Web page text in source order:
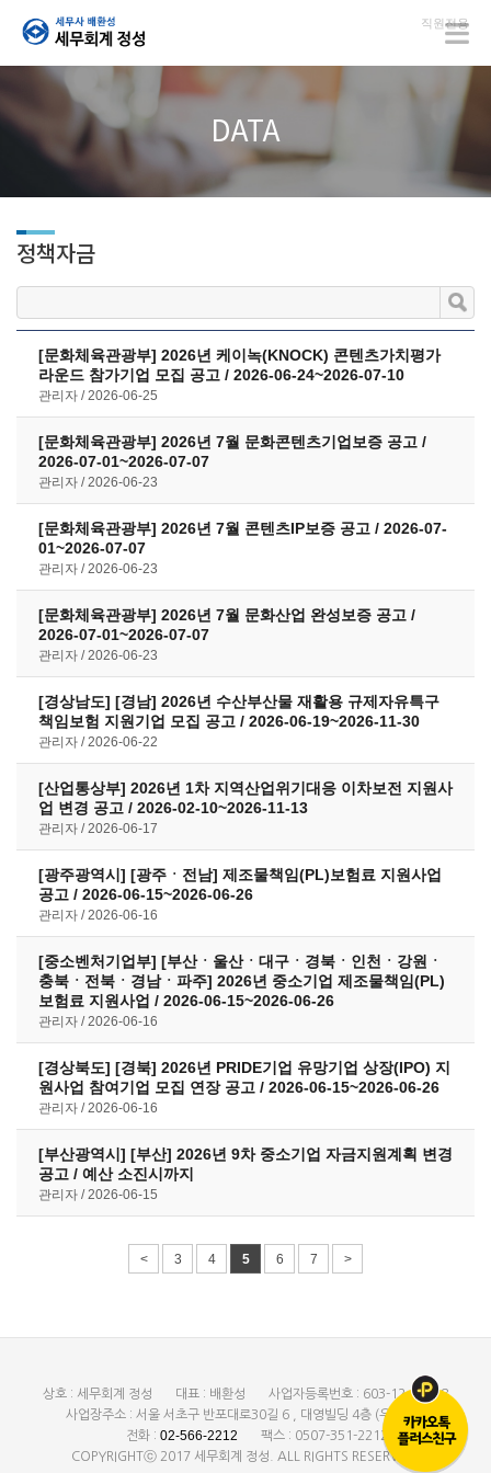
직원전용
DATA
정책자금
[문화체육관광부] 2026년 케이녹(KNOCK) 콘텐츠가치평가
라운드 참가기업 모집 공고 / 2026-06-24~2026-07-10
관리자 2026-06-25
[문화체육관광부] 2026년 7월 문화콘텐츠기업보증 공고 /
2026-07-01~2026-07-07
관리자 2026-06-23
[문화체육관광부] 2026년 7월 콘텐츠IP보증 공고 / 2026-07-
01~2026-07-07
관리자 2026-06-23
[문화체육관광부] 2026년 7월 문화산업 완성보증 공고 /
2026-07-01~2026-07-07
관리자 2026-06-23
[경상남도] [경남] 2026년 수산부산물 재활용 규제자유특구
책임보험 지원기업 모집 공고 / 2026-06-19~2026-11-30
관리자 2026-06-22
[산업통상부] 2026년 1차 지역산업위기대응 이차보전 지원사
업 변경 공고 / 2026-02-10~2026-11-13
관리자 2026-06-17
[광주광역시] [광주ㆍ전남] 제조물책임(PL)보험료 지원사업
공고 / 2026-06-15~2026-06-26
관리자 2026-06-16
[중소벤처기업부] [부산ㆍ울산ㆍ대구ㆍ경북ㆍ인천ㆍ강원ㆍ
충북ㆍ전북ㆍ경남ㆍ파주] 2026년 중소기업 제조물책임(PL)
보험료 지원사업 / 2026-06-15~2026-06-26
관리자 2026-06-16
[경상북도] [경북] 2026년 PRIDE기업 유망기업 상장(IPO) 지
원사업 참여기업 모집 연장 공고 / 2026-06-15~2026-06-26
관리자 2026-06-16
[부산광역시] [부산] 2026년 9차 중소기업 자금지원계획 변경
공고 / 예산 소진시까지
관리자 2026-06-15
< 3 4 5 6 7 >
상호 : 세무회계 정성 대표 : 배환성
사업자등록번호 : 603-12-28208
사업장주소 : 서울 서초구 반포대로30길 6 , 대영빌딩 4층 (우:137-873)
전화 : 02-566-2212
팩스 : 0507-351-2212
COPYRIGHTⓒ 2017 세무회계 정성. ALL RIGHTS RESERVED.